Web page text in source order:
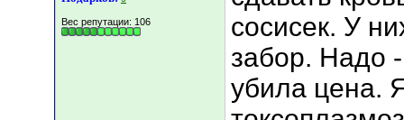
Вес репутации: 106
сосисек. У
забор. Надо
убила цена.